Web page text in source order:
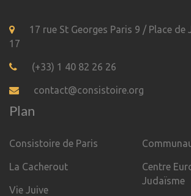
17 rue St Georges Paris 9 / Place de
17
(+33) 1 40 82 26 26
contact@consistoire.org
Plan
Consistoire de Paris
La Cacherout
Vie Juive
Centre
Judaïsme